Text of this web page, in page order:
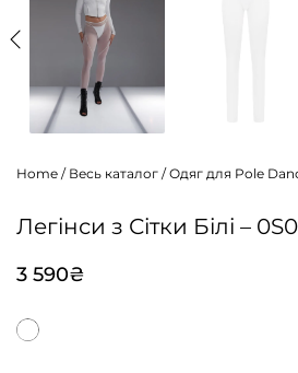
Home / Весь каталог / Одяг для Pole
Легінси з Сітки Білі –
3 590₴